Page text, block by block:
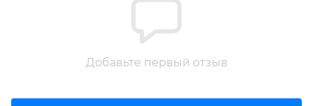
Добавьте первый отзыв